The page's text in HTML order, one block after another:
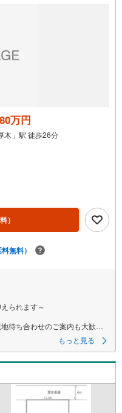
万円
木」駅 徒歩26分
）
料無料）
られます～
待ち合わせのご案内も大歓迎
取扱あり
ポート！
もっと見る